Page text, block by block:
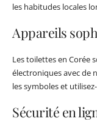
les habitudes locales
Appareils
Les toilettes en Corée
électroniques avec de
les symboles et
Sécurité en